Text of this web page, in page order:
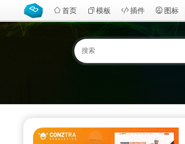
首页 模板 插件 图标